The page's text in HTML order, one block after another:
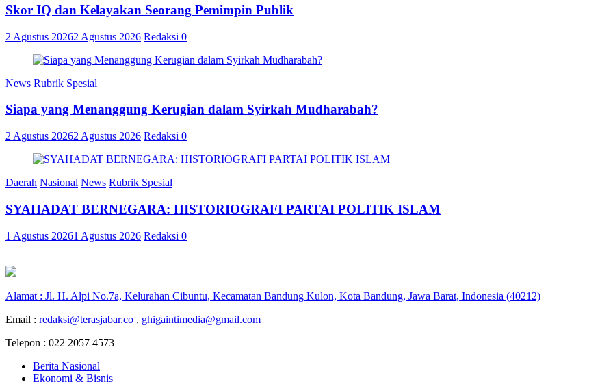
Skor IQ dan Kelayakan Seorang Pemimpin Publik
2 Agustus 20262 Agustus 2026 Redaksi 0
News Rubrik Spesial
Siapa yang Menanggung Kerugian dalam Syirkah Mudharabah?
2 Agustus 20262 Agustus 2026 Redaksi 0
Daerah Nasional News Rubrik Spesial
SYAHADAT BERNEGARA: HISTORIOGRAFI PARTAI POLITIK ISLAM
1 Agustus 20261 Agustus 2026 Redaksi 0
Alamat : Jl. H. Alpi No.7a, Kelurahan Cibuntu, Kecamatan Bandung Kulon, Kota Bandung, Jawa Barat, Indonesia (40212)
Email : redaksi@terasjabar.co , ghigaintimedia@gmail.com
Telepon : 022 2057 4573
Berita Nasional
Ekonomi & Bisnis